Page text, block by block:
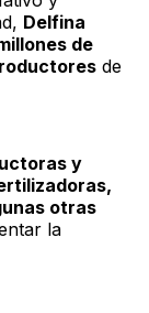
Delfina
de
de
y
otras
la